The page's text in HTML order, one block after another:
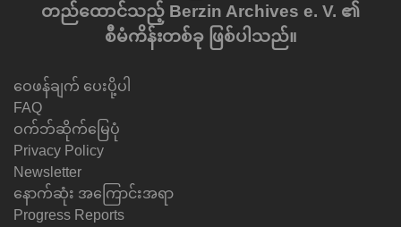
တည်ထောင်သည့် Berzin Archives e. V. ၏
စီမံကိန်းတစ်ခု ဖြစ်ပါသည်။
ဝေဖန်ချက် ပေးပို့ပါ
FAQ
ဝက်ဘ်ဆိုက်မြေပုံ
Privacy Policy
Newsletter
နောက်ဆုံး အကြောင်းအရာ
Progress Reports